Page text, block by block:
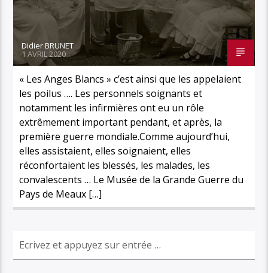
Didier BRUNET
1 AVRIL 2020
« Les Anges Blancs » c’est ainsi que les appelaient
les poilus …. Les personnels soignants et
notamment les infirmières ont eu un rôle
extrêmement important pendant, et après, la
première guerre mondiale.Comme aujourd’hui,
elles assistaient, elles soignaient, elles
réconfortaient les blessés, les malades, les
convalescents … Le Musée de la Grande Guerre du
Pays de Meaux […]